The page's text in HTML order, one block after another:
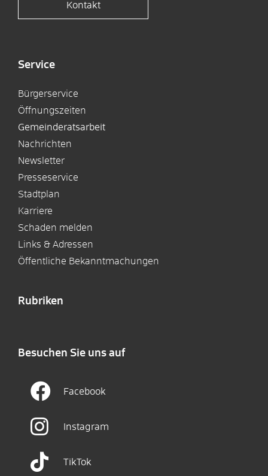
Kontakt
Service
Bürgerservice
Öffnungszeiten
Gemeinderatsarbeit
Nachrichten
Newsletter
Presseservice
Stadtplan
Karriere
Schaden melden
Links & Adressen
Öffentliche Bekanntmachungen
Rubriken
Besuchen Sie uns auf
Facebook
Instagram
TikTok